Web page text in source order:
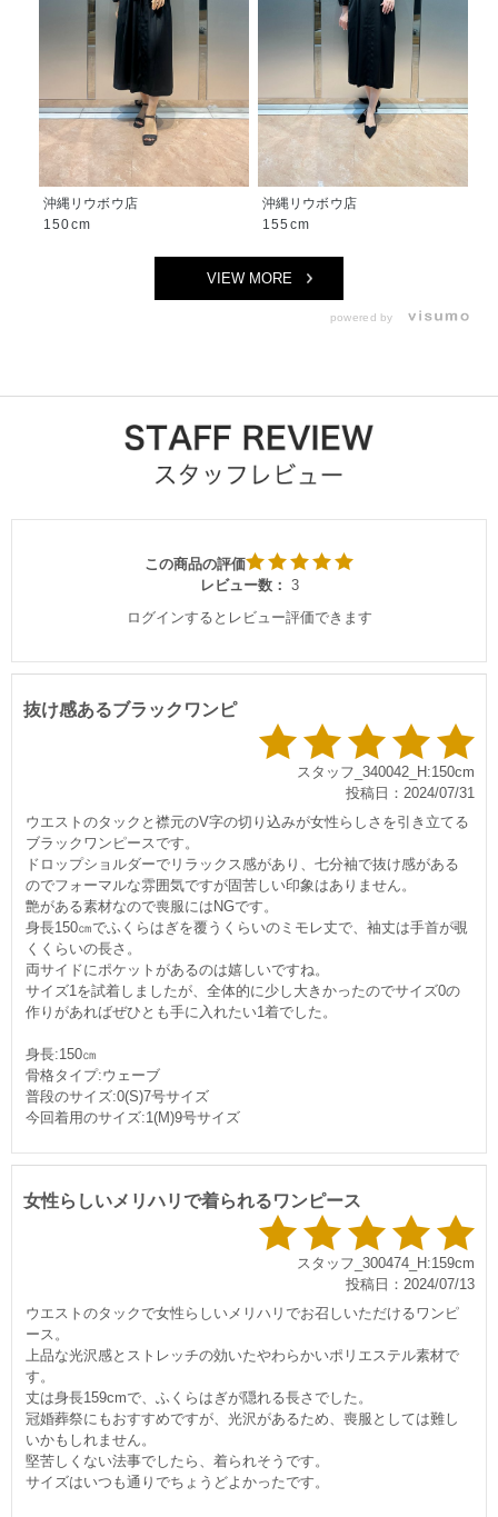
沖縄リウボウ店
150cm
沖縄リウボウ店
155cm
VIEW MORE
powered by
この商品の評価
レビュー数： 3
ログインするとレビュー評価できます
抜け感あるブラックワンピ
スタッフ_340042_H:150cm
投稿日：2024/07/31
ウエストのタックと襟元のV字の切り込みが女性らしさを引き立てる
ブラックワンピースです。
ドロップショルダーでリラックス感があり、七分袖で抜け感がある
のでフォーマルな雰囲気ですが固苦しい印象はありません。
艶がある素材なので喪服にはNGです。
身長150㎝でふくらはぎを覆うくらいのミモレ丈で、袖丈は手首が覗
くくらいの長さ。
両サイドにポケットがあるのは嬉しいですね。
サイズ1を試着しましたが、全体的に少し大きかったのでサイズ0の
作りがあればぜひとも手に入れたい1着でした。
身長:150㎝
骨格タイプ:ウェーブ
普段のサイズ:0(S)7号サイズ
今回着用のサイズ:1(M)9号サイズ
女性らしいメリハリで着られるワンピース
スタッフ_300474_H:159cm
投稿日：2024/07/13
ウエストのタックで女性らしいメリハリでお召しいただけるワンピ
ース。
上品な光沢感とストレッチの効いたやわらかいポリエステル素材で
す。
丈は身長159cmで、ふくらはぎが隠れる長さでした。
冠婚葬祭にもおすすめですが、光沢があるため、喪服としては難し
いかもしれません。
堅苦しくない法事でしたら、着られそうです。
サイズはいつも通りでちょうどよかったです。